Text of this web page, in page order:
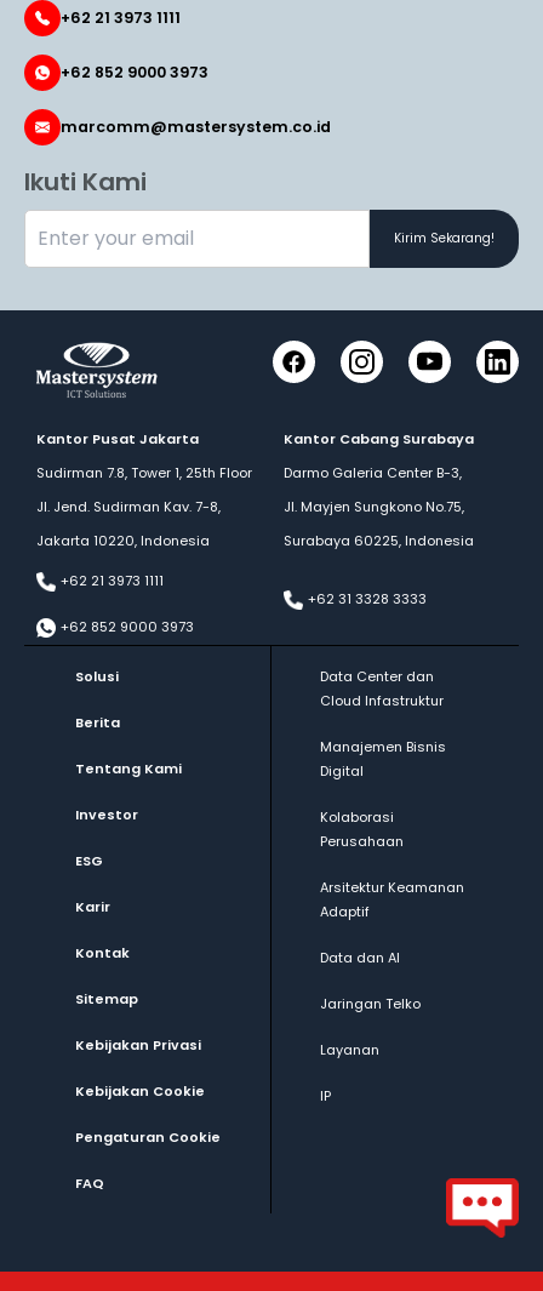
+62 21 3973 1111
+62 852 9000 3973
marcomm@mastersystem.co.id
Ikuti Kami
Kirim Sekarang!
FacebookInstagramYouTube
Kantor Pusat Jakarta
Sudirman 7.8, Tower 1, 25th Floor
Jl. Jend. Sudirman Kav. 7-8,
Jakarta 10220, Indonesia
+62 21 3973 1111
+62 852 9000 3973
Kantor Cabang Surabaya
Darmo Galeria Center B-3,
Jl. Mayjen Sungkono No.75,
Surabaya 60225, Indonesia
+62 31 3328 3333
Solusi
Berita
Tentang Kami
Investor
ESG
Karir
Kontak
Sitemap
Kebijakan Privasi
Kebijakan Cookie
Pengaturan Cookie
FAQ
Data Center dan
Cloud Infastruktur
Manajemen Bisnis
Digital
Kolaborasi
Perusahaan
Arsitektur Keamanan
Adaptif
Data dan AI
Jaringan Telko
Layanan
IP